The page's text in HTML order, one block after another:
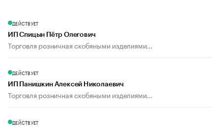
ДЕЙСТВУЕТ
ИП Спицын Пётр Олегович
Торговля розничная скобяными изделиями...
ДЕЙСТВУЕТ
ИП Панишкин Алексей Николаевич
Торговля розничная скобяными изделиями...
ДЕЙСТВУЕТ